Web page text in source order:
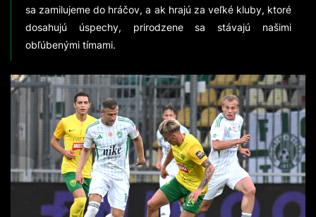
sa zamilujeme do hráčov, a ak hrajú za veľké kluby, ktoré
dosahujú úspechy, prirodzene sa stávajú našimi
obľúbenými tímami.